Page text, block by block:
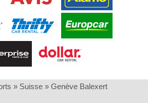
» Suisse » Genève Balexert